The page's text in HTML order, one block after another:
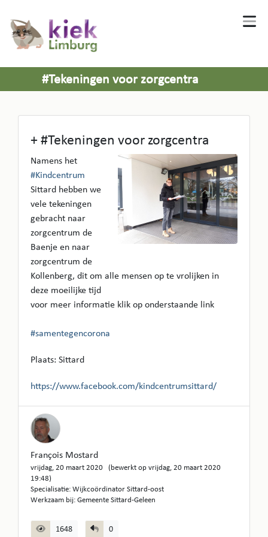
#Tekeningen voor zorgcentra
+ #Tekeningen voor zorgcentra
Namens het
#Kindcentrum
Sittard hebben we
vele tekeningen
gebracht naar
zorgcentrum de
Baenje en naar
zorgcentrum de
Kollenberg, dit om alle mensen op te vrolijken in
deze moeilijke tijd
voor meer informatie klik op onderstaande link
#samentegencorona
Plaats: Sittard
https://www.facebook.com/kindcentrumsittard/
François Mostard
vrijdag, 20 maart 2020 (bewerkt op vrijdag, 20 maart 2020
19:48)
Specialisatie: Wijkcoördinator Sittard-oost
Werkzaam bij: Gemeente Sittard-Geleen
1648 0